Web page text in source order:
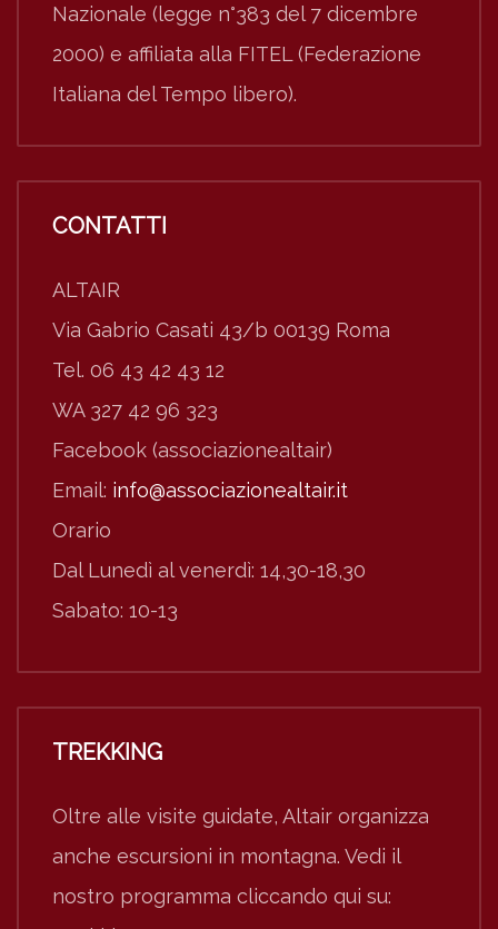
Nazionale (legge n°383 del 7 dicembre
2000) e affiliata alla FITEL (Federazione
Italiana del Tempo libero).
CONTATTI
ALTAIR
Via Gabrio Casati 43/b 00139 Roma
Tel. 06 43 42 43 12
WA 327 42 96 323
Facebook (associazionealtair)
Email: info@associazionealtair.it
Orario
Dal Lunedì al venerdì: 14,30-18,30
Sabato: 10-13
TREKKING
Oltre alle visite guidate, Altair organizza
anche escursioni in montagna. Vedi il
nostro programma cliccando qui su: